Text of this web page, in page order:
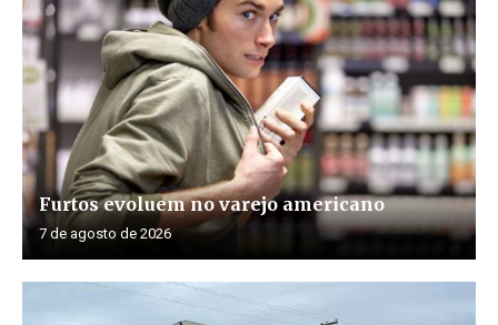
Furtos evoluem no varejo americano
7 de agosto de 2026